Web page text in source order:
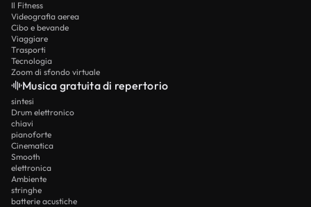
Il Fitness
Videografia aerea
Cibo e bevande
Viaggiare
Trasporti
Tecnologia
Zoom di sfondo virtuale
Musica gratuita di repertorio
sintesi
Drum elettronico
chiavi
pianoforte
Cinematica
Smooth
elettronica
Ambiente
stringhe
batterie acustiche